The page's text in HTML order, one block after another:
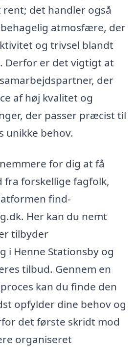
det handler også
atmosfære, der
og trivsel blandt
Derfor er det vigtigt at
der
af høj kvalitet og
der passer præcist til
unikke behov.
for dig at få
forskellige fagfolk,
find-
Her kan du nemt
tilbyder
i Henne Stationsby og
tilbud. Gennem en
kan du finde den
opfylder dine behov og
det første skridt mod
organiseret